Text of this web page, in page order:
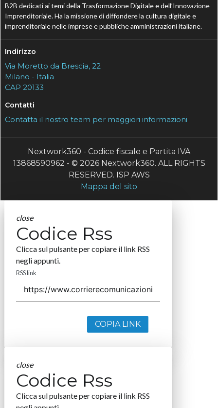
B2B dedicati ai temi della Trasformazione Digitale e dell’Innovazione
Imprenditoriale. Ha la missione di diffondere la cultura digitale e
imprenditoriale nelle imprese e pubbliche amministrazioni italiane.
Indirizzo
Via Moretto da Brescia, 22
Milano - Italia
CAP 20133
Contatti
Contatta il nostro team per maggiori informazioni
Nextwork360 - Codice fiscale e Partita IVA
13868590962 - © 2026 Nextwork360. ALL RIGHTS
RESERVED. ISP AWS
Mappa del sito
close
Codice Rss
Clicca sul pulsante per copiare il link RSS
negli appunti.
RSS link
COPIA LINK
close
Codice Rss
Clicca sul pulsante per copiare il link RSS